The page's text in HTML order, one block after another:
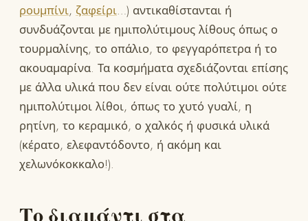
ρουμπίνι, ζαφείρι…) αντικαθίστανται ή
συνδυάζονται με ημιπολύτιμους λίθους όπως ο
τουρμαλίνης, το οπάλιο, το φεγγαρόπετρα ή το
ακουαμαρίνα. Τα κοσμήματα σχεδιάζονται επίσης
με άλλα υλικά που δεν είναι ούτε πολύτιμοι ούτε
ημιπολύτιμοι λίθοι, όπως το χυτό γυαλί, η
ρητίνη, το κεραμικό, ο χαλκός ή φυσικά υλικά
(κέρατο, ελεφαντόδοντο, ή ακόμη και
χελωνόκοκκαλο!).
Το διαμάντι στα